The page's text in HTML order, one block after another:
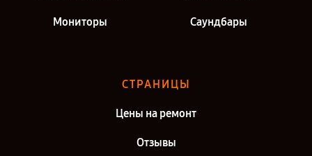
Мониторы Саундбары
СТРАНИЦЫ
Цены на ремонт
Отзывы